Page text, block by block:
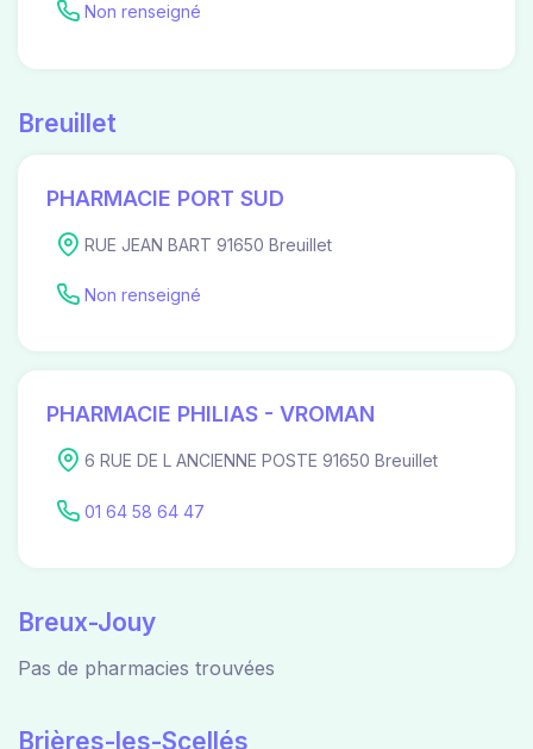
Non renseigné
Breuillet
PHARMACIE PORT SUD
RUE JEAN BART 91650 Breuillet
Non renseigné
PHARMACIE PHILIAS - VROMAN
6 RUE DE L ANCIENNE POSTE 91650 Breuillet
01 64 58 64 47
Breux-Jouy
Pas de pharmacies trouvées
Brières-les-Scellés